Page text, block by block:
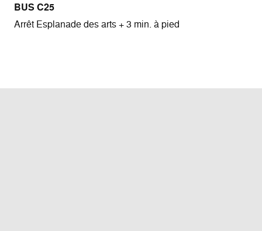
BUS C25
Arrêt Esplanade des arts + 3 min. à pied